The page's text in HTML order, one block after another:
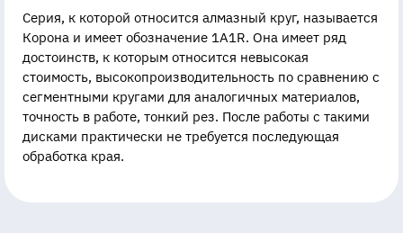
Серия, к которой относится алмазный круг, называется
Корона и имеет обозначение 1A1R. Она имеет ряд
достоинств, к которым относится невысокая
стоимость, высокопроизводительность по сравнению с
сегментными кругами для аналогичных материалов,
точность в работе, тонкий рез. После работы с такими
дисками практически не требуется последующая
обработка края.